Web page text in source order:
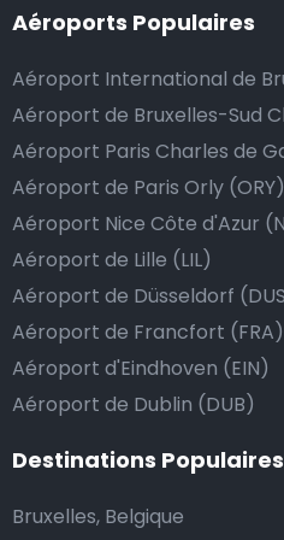
passe de la manière la plus
dépasse vos attentes, vous
de donner un pourboire.
La manière la plus simple
le prix de la course au
au chauffeur de ne pas
avoir donné un billet plus
course.
Combien coûte une
Marmaris?
L’un des plus gros
d’aéroport proposés par
Aéroports Populaires
Aéroport International de
Aéroport de Bruxelles-Sud
Aéroport Paris Charles de
Aéroport de Paris Orly (ORY)
Aéroport Nice Côte d'Azur
Aéroport de Lille (LIL)
Aéroport de Düsseldorf
Aéroport de Francfort (FRA)
Aéroport d'Eindhoven (EIN)
Aéroport de Dublin (DUB)
Destinations Populaires
Bruxelles, Belgique